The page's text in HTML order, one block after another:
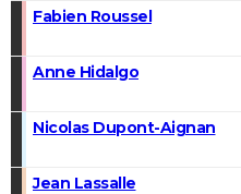
Fabien Roussel
Anne Hidalgo
Nicolas Dupont-Aignan
Jean Lassalle